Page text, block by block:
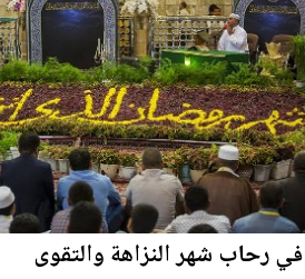
في رحاب شهر النزاهة والتقوى